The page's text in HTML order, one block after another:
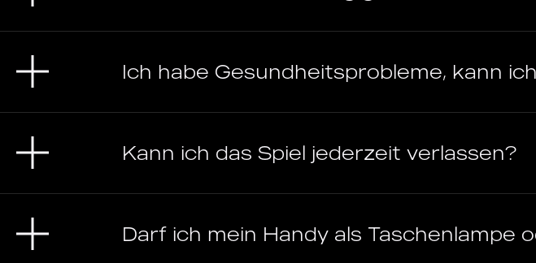
Ich habe Gesundheitsprobleme, kann
Kann ich das Spiel jederzeit verlassen?
Darf ich mein Handy als Taschenlampe